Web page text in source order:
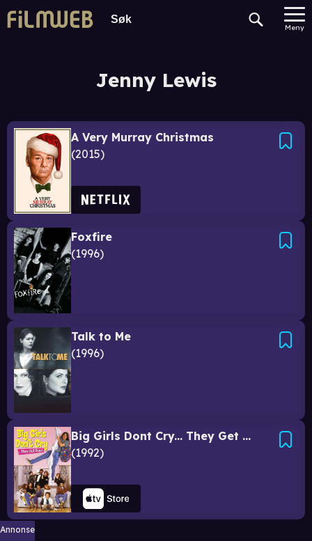
Meny
Jenny Lewis
A Very Murray Christmas
2015
Foxfire
1996
Talk to Me
1996
Big Girls Dont Cry... They Get Even
1992
Annonse